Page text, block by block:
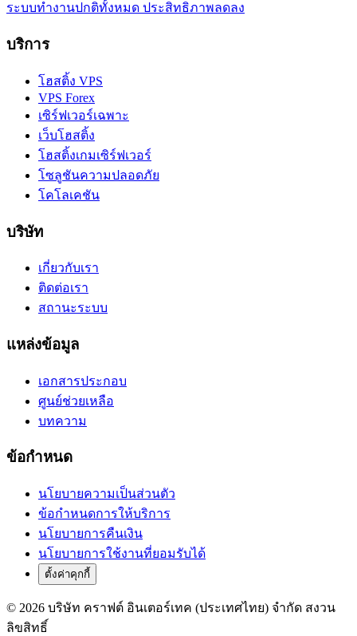
ระบบทำงานปกติทั้งหมด ประสิทธิภาพลดลง
บริการ
โฮสติ้ง VPS
VPS Forex
เซิร์ฟเวอร์เฉพาะ
เว็บโฮสติ้ง
โฮสติ้งเกมเซิร์ฟเวอร์
โซลูชันความปลอดภัย
โคโลเคชัน
บริษัท
เกี่ยวกับเรา
ติดต่อเรา
สถานะระบบ
แหล่งข้อมูล
เอกสารประกอบ
ศูนย์ช่วยเหลือ
บทความ
ข้อกำหนด
นโยบายความเป็นส่วนตัว
ข้อกำหนดการให้บริการ
นโยบายการคืนเงิน
นโยบายการใช้งานที่ยอมรับได้
ตั้งค่าคุกกี้
© 2026 บริษัท คราฟต์ อินเตอร์เทค (ประเทศไทย) จำกัด สงวน
ลิขสิทธิ์